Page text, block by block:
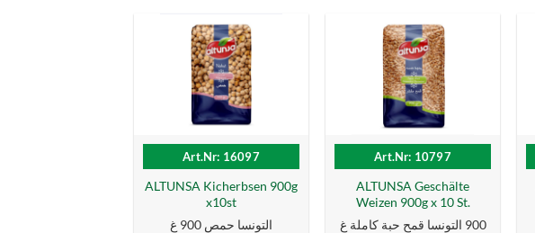
Art.Nr: 16097
ALTUNSA Kicherbsen 900g
x10st
التونسا حمص 900 غ
Art.Nr: 10797
ALTUNSA Geschälte
Weizen 900g x 10 St.
900 التونسا قمح حبة كاملة غ